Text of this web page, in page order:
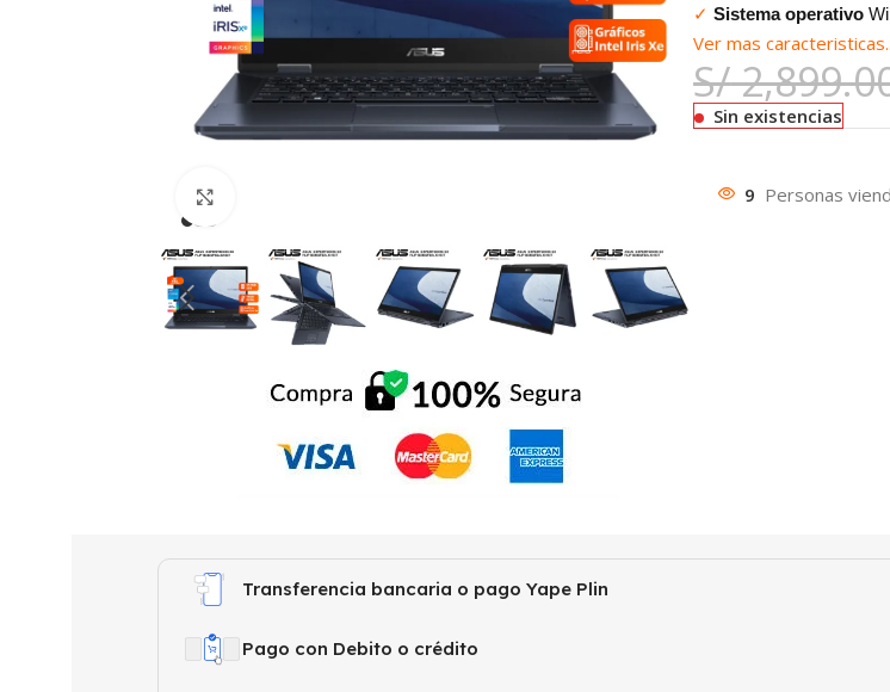
✓Sistema operativo
Ver mas
S/
Sin existencias
9 Personas
Transferencia bancaria o pago Yape Plin
Pago con Debito o crédito